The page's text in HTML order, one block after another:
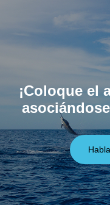
¡Coloque el